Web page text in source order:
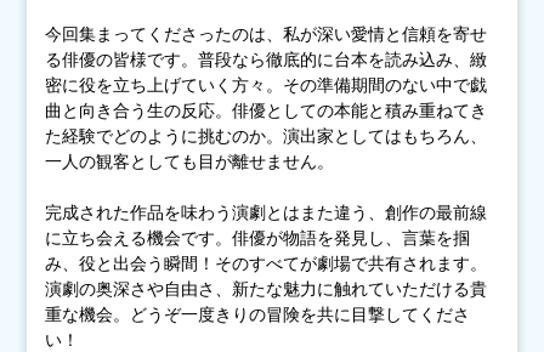
今回集まってくださったのは、私が深い愛情と信頼を寄せ
る俳優の皆様です。普段なら徹底的に台本を読み込み、緻
密に役を立ち上げていく方々。その準備期間のない中で戯
曲と向き合う生の反応。俳優としての本能と積み重ねてき
た経験でどのように挑むのか。演出家としてはもちろん、
一人の観客としても目が離せません。
完成された作品を味わう演劇とはまた違う、創作の最前線
に立ち会える機会です。俳優が物語を発見し、言葉を掴
み、役と出会う瞬間！そのすべてが劇場で共有されます。
演劇の奥深さや自由さ、新たな魅力に触れていただける貴
重な機会。どうぞ一度きりの冒険を共に目撃してくださ
い！